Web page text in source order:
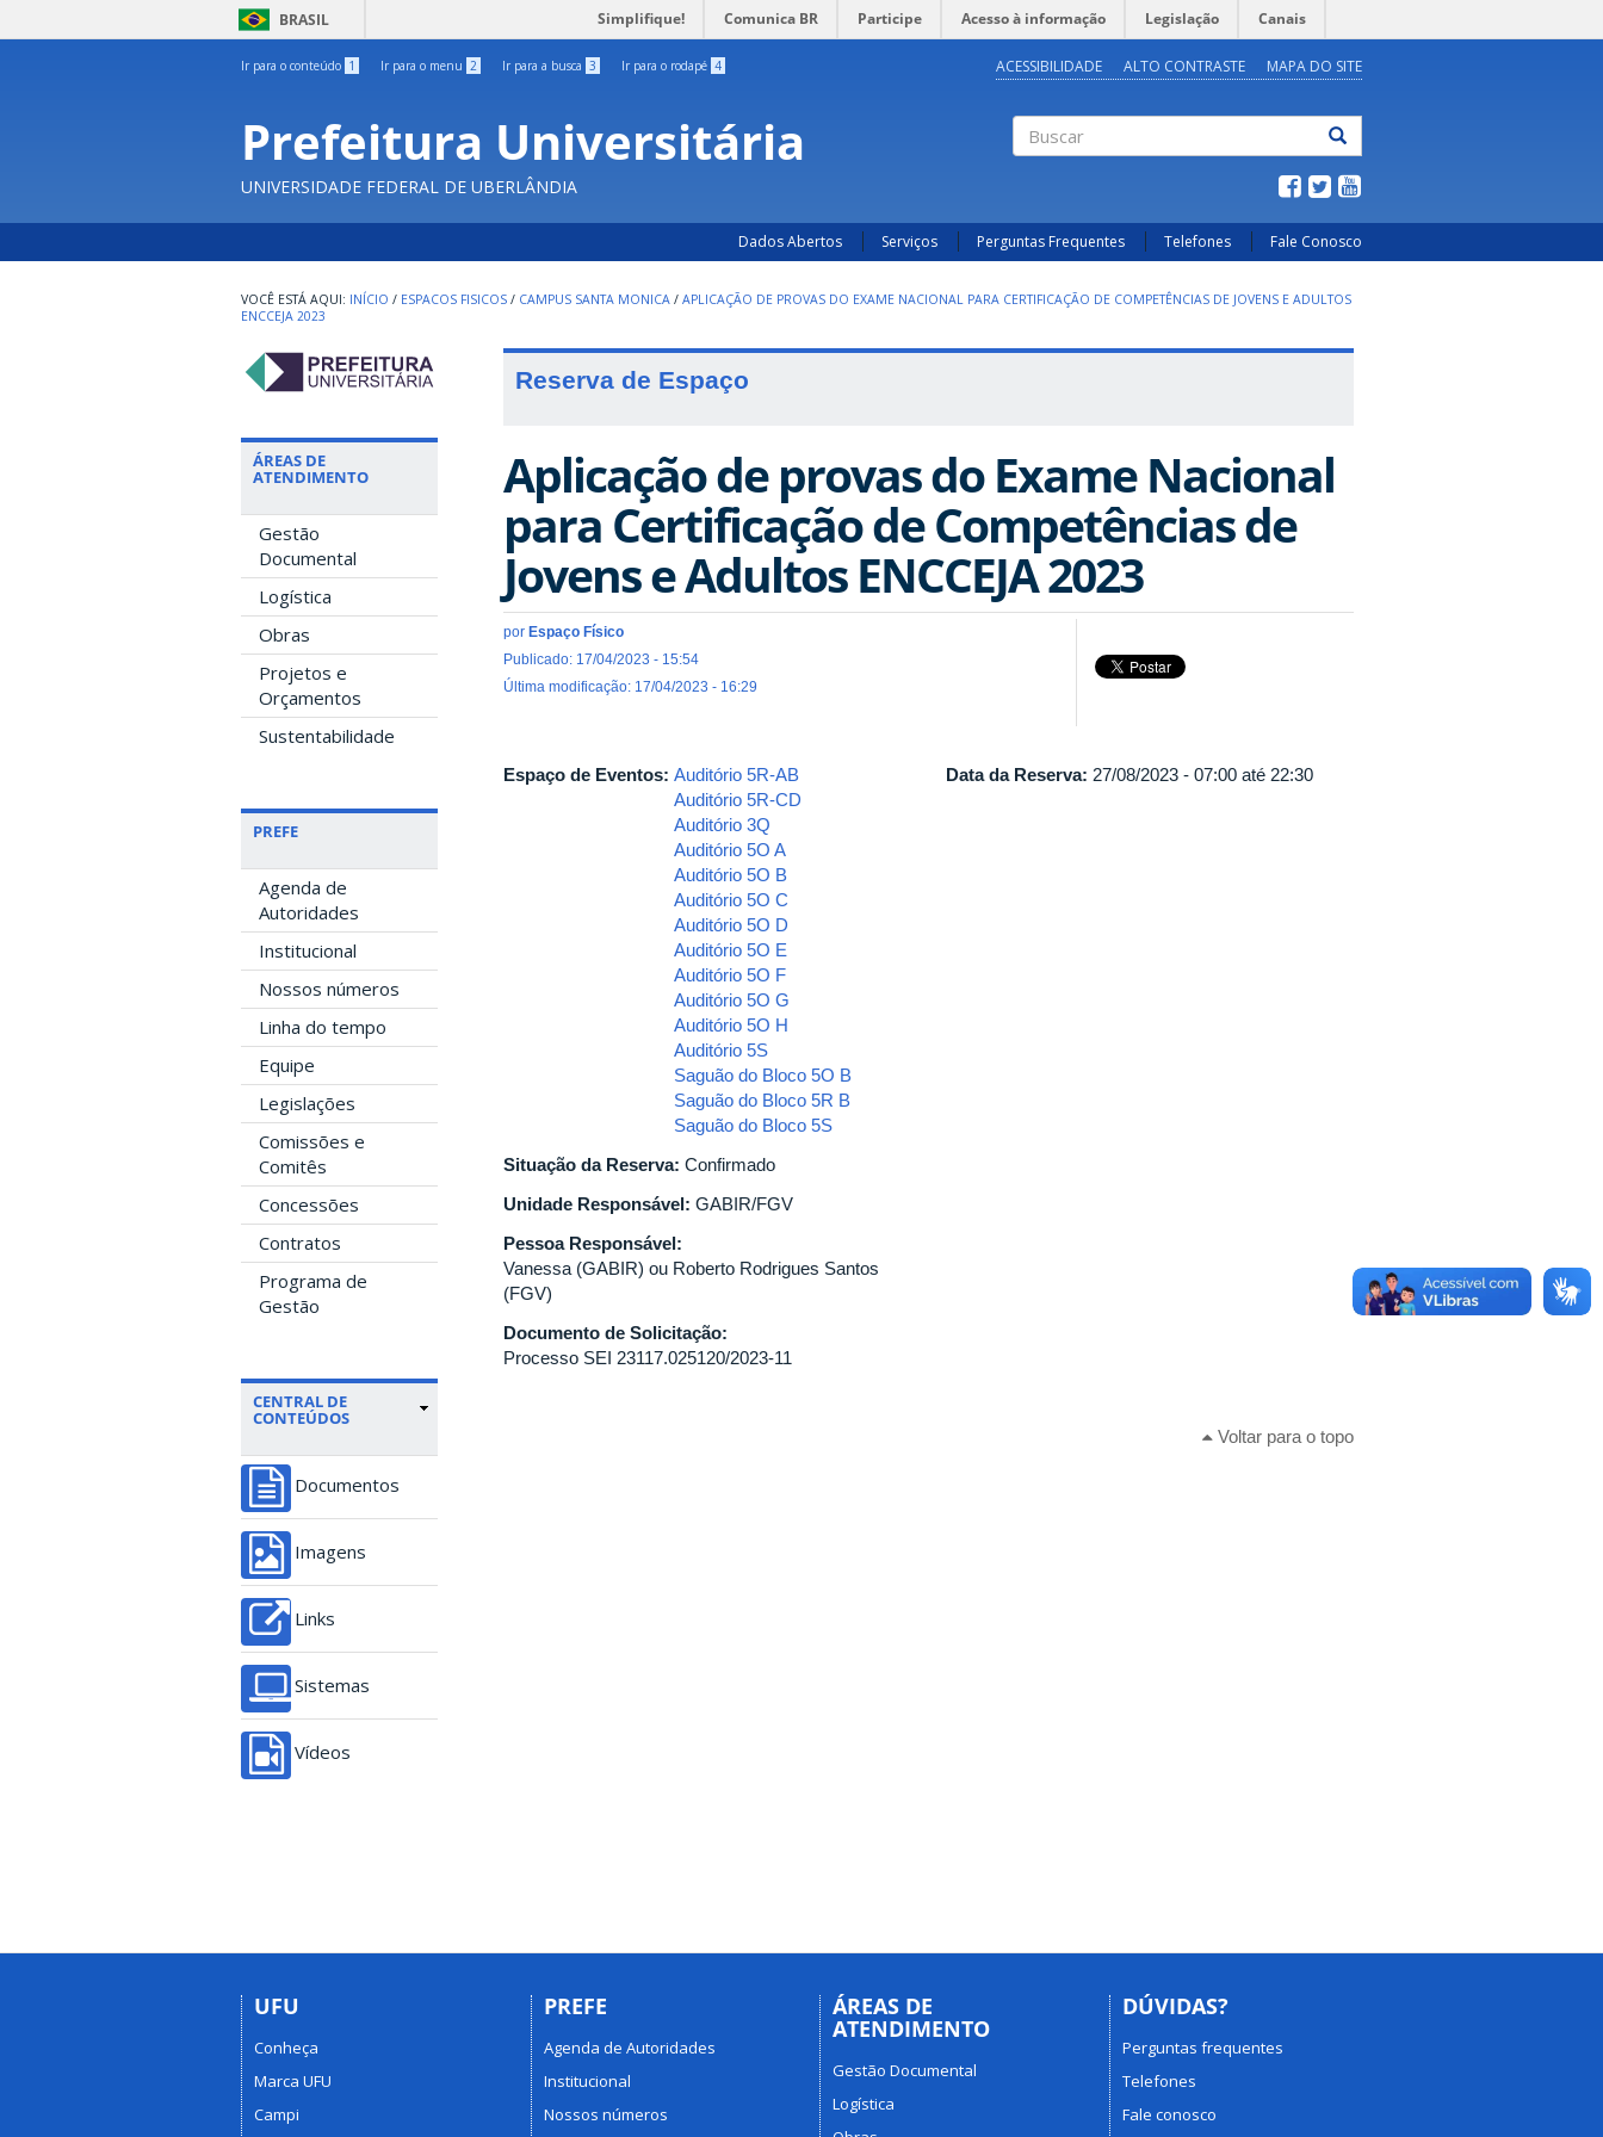
BRASIL Simplifique! Comunica BR Participe Acesso à informação Legislação Canais
Ir para o conteúdo 1 Ir para o menu 2 Ir para a busca 3 Ir para o rodapé 4 ACESSIBILIDADE ALTO CONTRASTE MAPA DO SITE
Prefeitura Universitária
UNIVERSIDADE FEDERAL DE UBERLÂNDIA
Dados Abertos Serviços Perguntas Frequentes Telefones Fale Conosco
INÍCIO / ESPACOS FISICOS / CAMPUS SANTA MONICA / APLICAÇÃO DE PROVAS DO EXAME NACIONAL PARA CERTIFICAÇÃO DE COMPETÊNCIAS DE JOVENS E ADULTOS
ENCCEJA 2023
ÁREAS DE
ATENDIMENTO
Gestão
Documental
Logística
Obras
Projetos e
Orçamentos
Sustentabilidade
PREFE
Agenda de
Autoridades
Institucional
Nossos números
Linha do tempo
Equipe
Legislações
Comissões e
Comitês
Concessões
Contratos
Programa de
Gestão
CENTRAL DE
CONTEÚDOS
Documentos
Imagens
Links
Sistemas
Vídeos
Reserva de Espaço
Aplicação de provas do Exame Nacional
para Certificação de Competências de
Jovens e Adultos ENCCEJA 2023
por Espaço Físico
Publicado: 17/04/2023 - 15:54
Última modificação: 17/04/2023 - 16:29
Espaço de Eventos: Auditório 5R-AB
Auditório 5R-CD
Auditório 3Q
Auditório 5O A
Auditório 5O B
Auditório 5O C
Auditório 5O D
Auditório 5O E
Auditório 5O F
Auditório 5O G
Auditório 5O H
Auditório 5S
Saguão do Bloco 5O B
Saguão do Bloco 5R B
Saguão do Bloco 5S
Situação da Reserva: Confirmado
Unidade Responsável: GABIR/FGV
Pessoa Responsável:
Vanessa (GABIR) ou Roberto Rodrigues Santos
(FGV)
Documento de Solicitação:
Processo SEI 23117.025120/2023-11
Data da Reserva: 27/08/2023 -07:00 até 22:30
Voltar para o topo
UFU
Conheça
Marca UFU
Campi
PREFE
Agenda de Autoridades
Institucional
Nossos números
ÁREAS DE
ATENDIMENTO
Gestão Documental
Logística
DÚVIDAS?
Perguntas frequentes
Telefones
Fale conosco